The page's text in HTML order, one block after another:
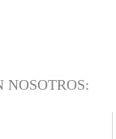
NOSOTROS: